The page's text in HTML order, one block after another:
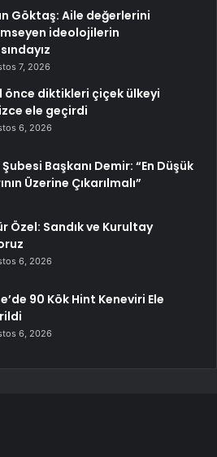
Göktaş: Aile değerlerini
ideolojilerin
7, 2026
önce diktikleri çiçek ülkeyi
ele geçirdi
6, 2026
Başkanı Demir: “En Düşük
Üzerine Çıkarılmalı”
Özel: Sandık ve Kurultay
6, 2026
90 Kök Hint Keneviri Ele
6, 2026